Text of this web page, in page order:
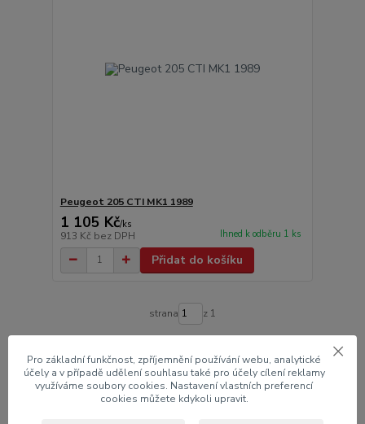
Peugeot 205 CTI MK1 1989
1 105 Kč/ks
913 Kč bez DPH Ihned k odběru 1 ks
Přidat do košíku
strana z 1
modely autPeugeot
Pro základní funkčnost, zpříjemnění používání webu, analytické
účely a v případě udělení souhlasu také pro účely cílení reklamy
využíváme soubory cookies. Nastavení vlastních preferencí
cookies můžete kdykoli upravit.